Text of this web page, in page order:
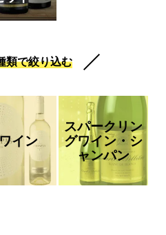
類で絞り込む
イン
スパークリン
グワイン・シ
ャンパン